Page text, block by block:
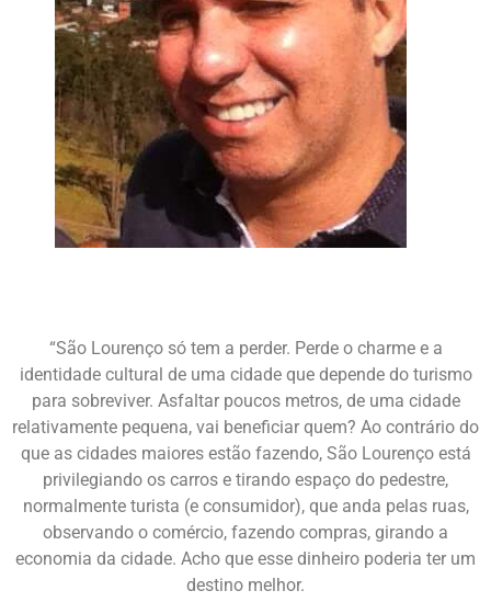
“São Lourenço só tem a perder. Perde o charme e a
identidade cultural de uma cidade que depende do turismo
para sobreviver. Asfaltar poucos metros, de uma cidade
relativamente pequena, vai beneficiar quem? Ao contrário do
que as cidades maiores estão fazendo, São Lourenço está
privilegiando os carros e tirando espaço do pedestre,
normalmente turista (e consumidor), que anda pelas ruas,
observando o comércio, fazendo compras, girando a
economia da cidade. Acho que esse dinheiro poderia ter um
destino melhor.